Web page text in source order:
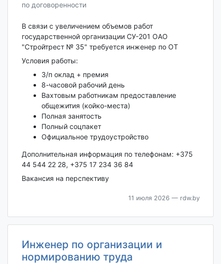
по договоренности
В связи с увеличением объемов работ
государственной организации СУ-201 ОАО
"Стройтрест № 35" требуется инженер по ОТ
Условия работы:
З/п оклад + премия
8-часовой рабочий день
Вахтовым работникам предоставление
общежития (койко-места)
Полная занятость
Полный соцпакет
Официальное трудоустройство
Дополнительная информация по телефонам: +375
44 544 22 28, +375 17 234 36 84
Вакансия на перспективу
11 июля 2026 — rdw.by
Инженер по организации и
нормированию труда